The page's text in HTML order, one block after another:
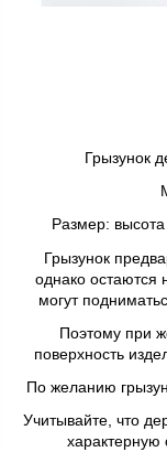
Грызунок
Размер:
Грызунок
однако остаются
могут
Поэтому при
поверхность
По желанию
Учитывайте, что
характерную